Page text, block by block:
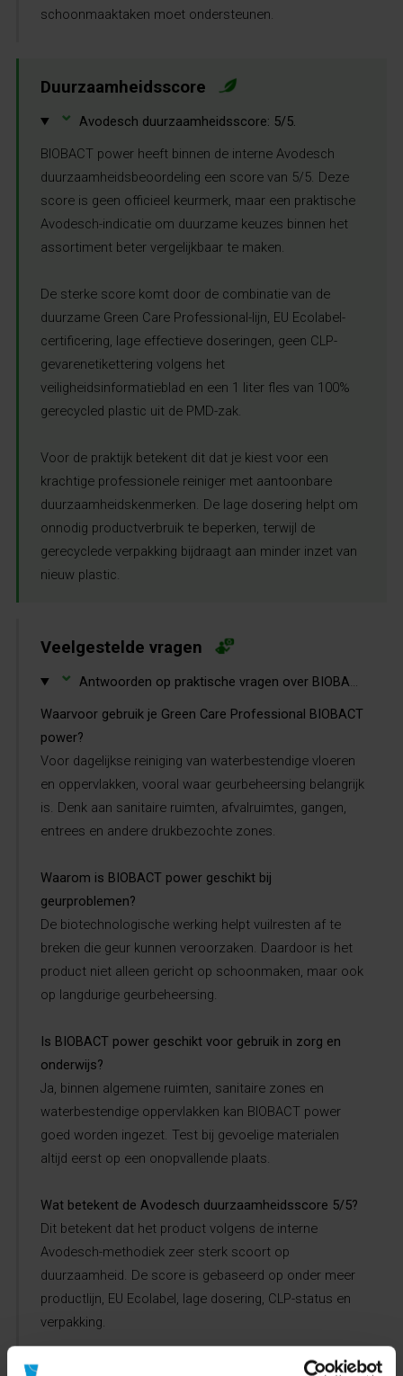
schoonmaaktaken moet ondersteunen.
Duurzaamheidsscore
⌄ Avodesch duurzaamheidsscore: 5/5.
BIOBACT power heeft binnen de interne Avodesch
duurzaamheidsbeoordeling een score van 5/5. Deze
score is geen officieel keurmerk, maar een praktische
Avodesch-indicatie om duurzame keuzes binnen het
assortiment beter vergelijkbaar te maken.
De sterke score komt door de combinatie van de
duurzame Green Care Professional-lijn, EU Ecolabel-
certificering, lage effectieve doseringen, geen CLP-
gevarenetikettering volgens het
veiligheidsinformatieblad en een 1 liter fles van 100%
gerecycled plastic uit de PMD-zak.
Voor de praktijk betekent dit dat je kiest voor een
krachtige professionele reiniger met aantoonbare
duurzaamheidskenmerken. De lage dosering helpt om
onnodig productverbruik te beperken, terwijl de
gerecyclede verpakking bijdraagt aan minder inzet van
nieuw plastic.
Veelgestelde vragen
⌄ Antwoorden op praktische vragen over BIOBACT power.
Waarvoor gebruik je Green Care Professional BIOBACT
power?
Voor dagelijkse reiniging van waterbestendige vloeren
en oppervlakken, vooral waar geurbeheersing belangrijk
is. Denk aan sanitaire ruimten, afvalruimtes, gangen,
entrees en andere drukbezochte zones.
Waarom is BIOBACT power geschikt bij
geurproblemen?
De biotechnologische werking helpt vuilresten af te
breken die geur kunnen veroorzaken. Daardoor is het
product niet alleen gericht op schoonmaken, maar ook
op langdurige geurbeheersing.
Is BIOBACT power geschikt voor gebruik in zorg en
onderwijs?
Ja, binnen algemene ruimten, sanitaire zones en
waterbestendige oppervlakken kan BIOBACT power
goed worden ingezet. Test bij gevoelige materialen
altijd eerst op een onopvallende plaats.
Wat betekent de Avodesch duurzaamheidsscore 5/5?
Dit betekent dat het product volgens de interne
Avodesch-methodiek zeer sterk scoort op
duurzaamheid. De score is gebaseerd op onder meer
productlijn, EU Ecolabel, lage dosering, CLP-status en
verpakking.